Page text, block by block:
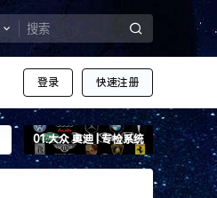
登录 快速注册
01.大众 奥迪 | 专检系统